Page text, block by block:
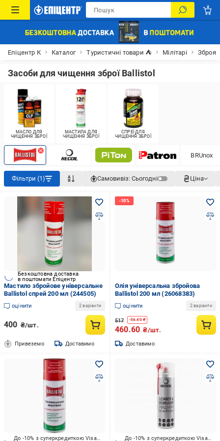
Епіцентр К Каталог Туристичні товари ⛺ Мілітарі Зброя
Засоби для чищення зброї Ballistol
МАСЛО ДЛЯ
ЧИЩЕННЯ ЗБРОЇ
МАСТИЛА ДЛЯ
ЧИЩЕННЯ ЗБРОЇ
СПРЕЇ ДЛЯ
ЧИЩЕННЯ ЗБРОЇ
BRUnox
Фільтри (1) Самовивіз: Сьогодні Ціна
Безкоштовна доставка
в поштомати Епіцентр
Мастило збройове універсальне
Ballistol спрей 200 мл (244505)
оцінити 2 варіанти
400 ₴/шт.
Привеземо Доставимо
Олія універсальна збройова
Ballistol 200 мл (26068383)
оцінити 2 варіанти
517 -56.40₴
460.60 ₴/шт.
Доставимо
До -10% з суперкредиткою Visa Вигода
До -10% з суперкредиткою Visa Вигода